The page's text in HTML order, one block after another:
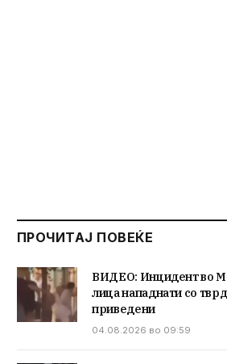
ПРОЧИТАЈ ПОВЕЌЕ
ВИДЕО: Инцидент во
лица нападнати со
приведени
04.08.2026 во 09:59